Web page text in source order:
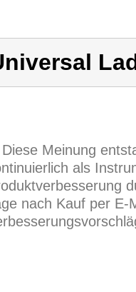
Meinung
als
nach Kauf per E-